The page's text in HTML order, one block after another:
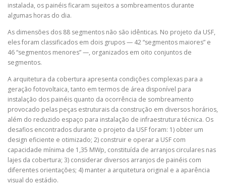
instalada, os painéis ficaram sujeitos a sombreamentos durante
algumas horas do dia.
As dimensões dos 88 segmentos não são idênticas. No projeto da USF,
eles foram classificados em dois grupos — 42 “segmentos maiores” e
46 “segmentos menores” —, organizados em oito conjuntos de
segmentos.
A arquitetura da cobertura apresenta condições complexas para a
geração fotovoltaica, tanto em termos de área disponível para
instalação dos painéis quanto da ocorrência de sombreamento
provocado pelas peças estruturais da construção em diversos horários,
além do reduzido espaço para instalação de infraestrutura técnica. Os
desafios encontrados durante o projeto da USF foram: 1) obter um
design eficiente e otimizado; 2) construir e operar a USF com
capacidade mínima de 1,35 MWp, constituída de arranjos circulares nas
lajes da cobertura; 3) considerar diversos arranjos de painéis com
diferentes orientações; 4) manter a arquitetura original e a aparência
visual do estádio.